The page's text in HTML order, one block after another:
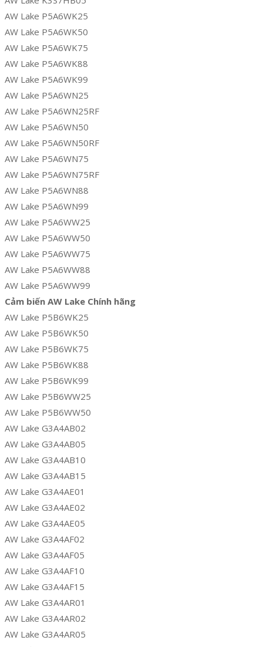
AW Lake P5A6WK25
AW Lake P5A6WK50
AW Lake P5A6WK75
AW Lake P5A6WK88
AW Lake P5A6WK99
AW Lake P5A6WN25
AW Lake P5A6WN25RF
AW Lake P5A6WN50
AW Lake P5A6WN50RF
AW Lake P5A6WN75
AW Lake P5A6WN75RF
AW Lake P5A6WN88
AW Lake P5A6WN99
AW Lake P5A6WW25
AW Lake P5A6WW50
AW Lake P5A6WW75
AW Lake P5A6WW88
AW Lake P5A6WW99
Cảm biến AW Lake Chính hãng
AW Lake P5B6WK25
AW Lake P5B6WK50
AW Lake P5B6WK75
AW Lake P5B6WK88
AW Lake P5B6WK99
AW Lake P5B6WW25
AW Lake P5B6WW50
AW Lake G3A4AB02
AW Lake G3A4AB05
AW Lake G3A4AB10
AW Lake G3A4AB15
AW Lake G3A4AE01
AW Lake G3A4AE02
AW Lake G3A4AE05
AW Lake G3A4AF02
AW Lake G3A4AF05
AW Lake G3A4AF10
AW Lake G3A4AF15
AW Lake G3A4AR01
AW Lake G3A4AR02
AW Lake G3A4AR05